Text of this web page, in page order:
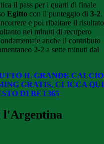
il pass per i quarti di finale
Egitto con il punteggio di 3-2.
e poi ribaltare il risultato
nei minuti di recupero
anche il contributo
2-2 a sette minuti dal
IL GRANDE CALCIO
GRATIS, CLICCA QUI
DI BET365
l'Argentina